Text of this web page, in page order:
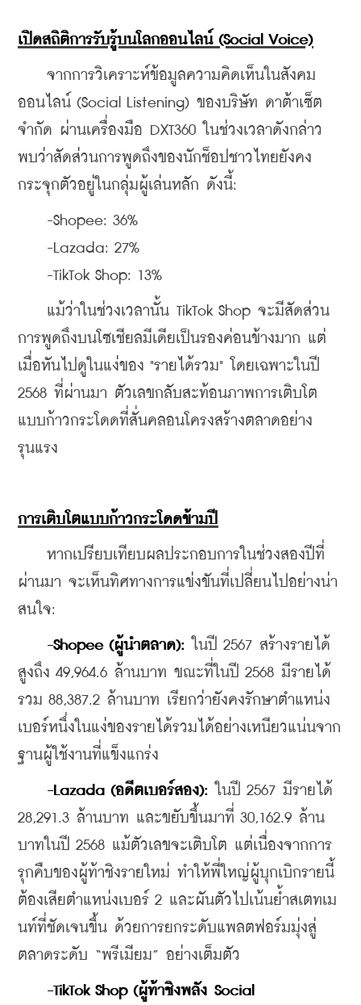
เปิดสถิติการรับรู้บนโลกออนไลน์ (Social Voice)
จากการวิเคราะห์ข้อมูลความคิดเห็นในสังคม
ออนไลน์ (Social Listening) ของบริษัท ดาต้าเซ็ต
จำกัด ผ่านเครื่องมือ DXT360 ในช่วงเวลาดังกล่าว
พบว่าสัดส่วนการพูดถึงของนักช็อปชาวไทยยังคง
กระจุกตัวอยู่ในกลุ่มผู้เล่นหลัก ดังนี้:
-Shopee: 36%
-Lazada: 27%
-TikTok Shop: 13%
แม้ว่าในช่วงเวลานั้น TikTok Shop จะมีสัดส่วน
การพูดถึงบนโซเชียลมีเดียเป็นรองค่อนข้างมาก แต่
เมื่อหันไปดูในแง่ของ "รายได้รวม" โดยเฉพาะในปี
2568 ที่ผ่านมา ตัวเลขกลับสะท้อนภาพการเติบโต
แบบก้าวกระโดดที่สั่นคลอนโครงสร้างตลาดอย่าง
รุนแรง
การเติบโตแบบก้าวกระโดดข้ามปี
หากเปรียบเทียบผลประกอบการในช่วงสองปีที่
ผ่านมา จะเห็นทิศทางการแข่งขันที่เปลี่ยนไปอย่างน่า
สนใจ:
-Shopee (ผู้นำตลาด): ในปี 2567 สร้างรายได้
สูงถึง 49,964.6 ล้านบาท ขณะที่ในปี 2568 มีรายได้
รวม 88,387.2 ล้านบาท เรียกว่ายังคงรักษาตำแหน่ง
เบอร์หนึ่งในแง่ของรายได้รวมได้อย่างเหนียวแน่นจาก
ฐานผู้ใช้งานที่แข็งแกร่ง
-Lazada (อดีตเบอร์สอง): ในปี 2567 มีรายได้
28,291.3 ล้านบาท และขยับขึ้นมาที่ 30,162.9 ล้าน
บาทในปี 2568 แม้ตัวเลขจะเติบโต แต่เนื่องจากการ
รุกคืบของผู้ท้าชิงรายใหม่ ทำให้พี่ใหญ่ผู้บุกเบิกรายนี้
ต้องเสียตำแหน่งเบอร์ 2 และผันตัวไปเน้นย้ำสเตทเม
นท์ที่ชัดเจนขึ้น ด้วยการยกระดับแพลตฟอร์มมุ่งสู่
ตลาดระดับ “พรีเมียม” อย่างเต็มตัว
-TikTok Shop (ผู้ท้าชิงพลัง Social